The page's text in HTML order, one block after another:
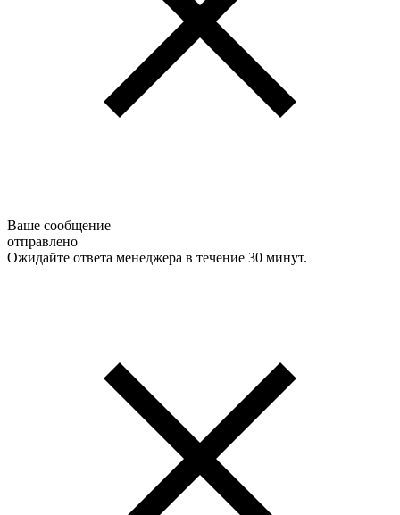
Ваше сообщение
отправлено
Ожидайте ответа менеджера в течение 30 минут.